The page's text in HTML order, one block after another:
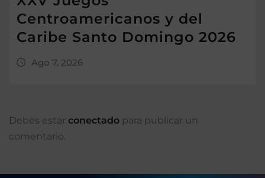
Centroamericanos y del
Caribe Santo Domingo 2026
Ago 7, 2026
Debes estar conectado para publicar un
comentario.